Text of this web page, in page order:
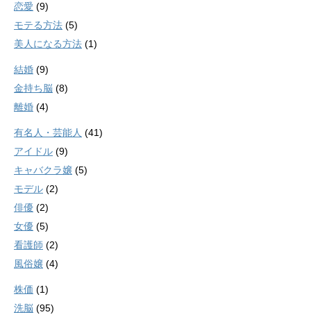
恋愛 (9)
モテる方法 (5)
美人になる方法 (1)
結婚 (9)
金持ち脳 (8)
離婚 (4)
有名人・芸能人 (41)
アイドル (9)
キャバクラ嬢 (5)
モデル (2)
俳優 (2)
女優 (5)
看護師 (2)
風俗嬢 (4)
株価 (1)
洗脳 (95)